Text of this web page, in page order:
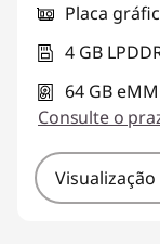
Placa
4 GB
64 GB
Consulte o